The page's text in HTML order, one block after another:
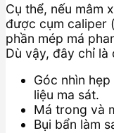
Cụ thể, nếu mâm
được cụm caliper
phần mép má
Dù vậy, đây chỉ là
Góc nhìn
liệu ma sát.
Má trong và
Bụi bẩn làm